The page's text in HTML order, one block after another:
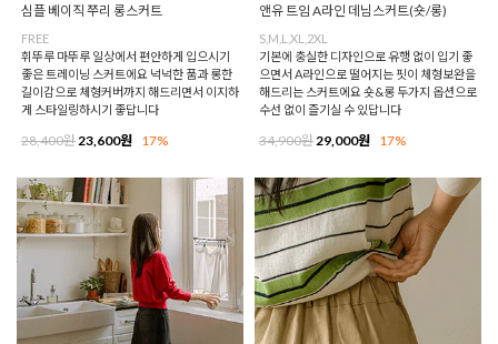
심플 베이직 쭈리 롱스커트
FREE
휘뚜루 마뚜루 일상에서 편안하게 입으시기
좋은 트레이닝 스커트에요 넉넉한 품과 롱한
길이감으로 체형커버까지 해드리면서 이지하
게 스타일링하시기 좋답니다
28,400원 23,600원 17%
앤유 트임 A라인 데님스커트(숏/롱)
S,M,L,XL,2XL
기본에 충실한 디자인으로 유행 없이 입기 좋
으면서 A라인으로 떨어지는 핏이 체형보완을
해드리는 스커트에요 숏&롱 두가지 옵션으로
수선 없이 즐기실 수 있답니다
34,900원 29,000원 17%